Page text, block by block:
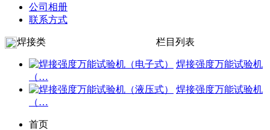
公司相册
联系方式
焊接类 栏目列表
焊接强度万能试验机
（…
焊接强度万能试验机
（…
首页